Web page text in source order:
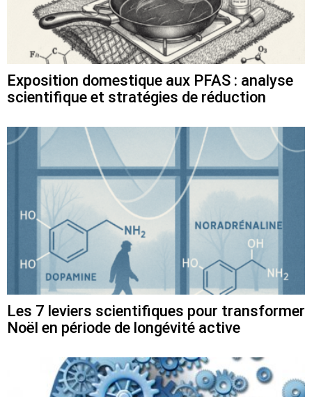
Exposition domestique aux PFAS : analyse
scientifique et stratégies de réduction
Les 7 leviers scientifiques pour transformer
Noël en période de longévité active